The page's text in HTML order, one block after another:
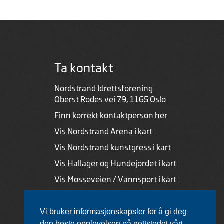
Vi bruker informasjonskapsler for å gi deg
Ta kontakt
Nordstrand Idrettsforening
Oberst Rodes vei 79, 1165 Oslo
Finn korrekt kontaktperson her
Vis Nordstrand Arena i kart
Vis Nordstrand kunstgress i kart
Vis Hallager og Hundejordet i kart
Vis Mosseveien / Vannsport i kart